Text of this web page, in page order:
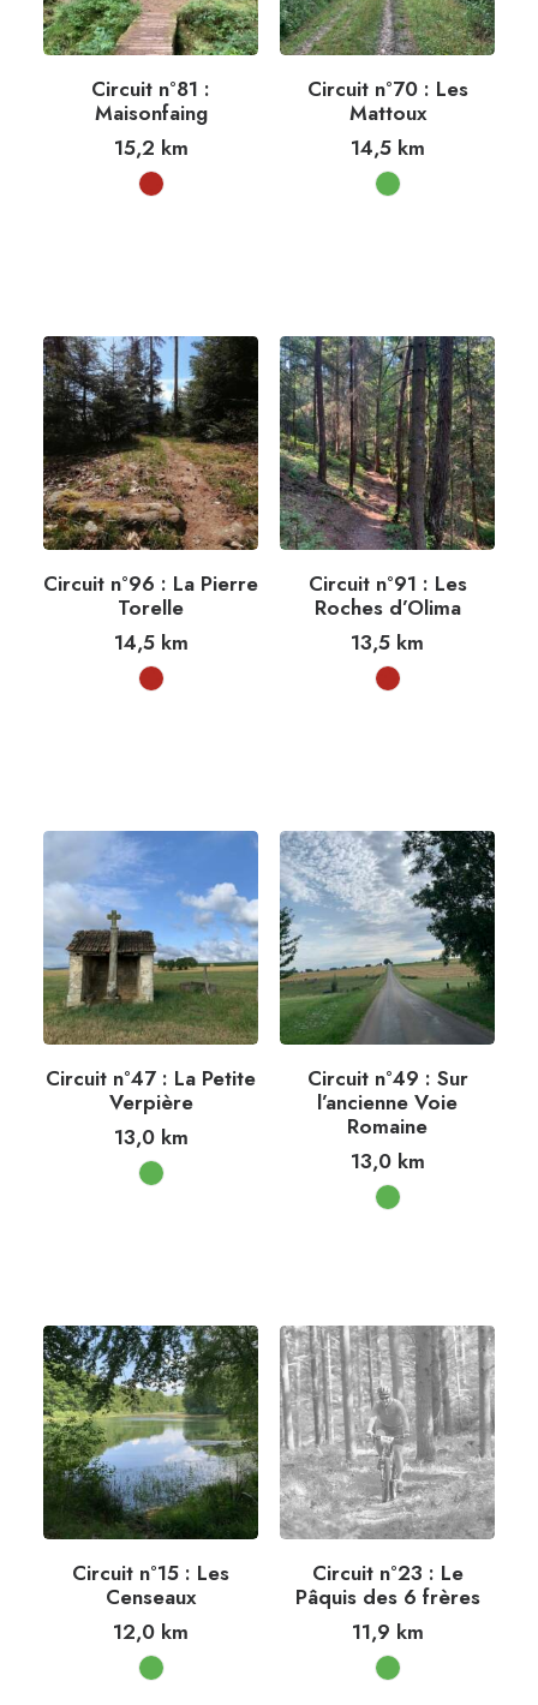
Circuit n°81 :
Maisonfaing
15,2 km
Circuit n°70 : Les
Mattoux
14,5km
Circuit n°96 : La Pierre
Torelle
14,5km
Circuit n°91 : Les
Roches d’Olima
13,5 km
Circuit n°47 : La Petite
Verpière
13,0km
Circuit n°49 : Sur
l’ancienne Voie
Romaine
13,0km
Circuit n°15 : Les
Censeaux
12,0 km
Circuit n°23 : Le
Pâquis des 6 frères
11,9 km